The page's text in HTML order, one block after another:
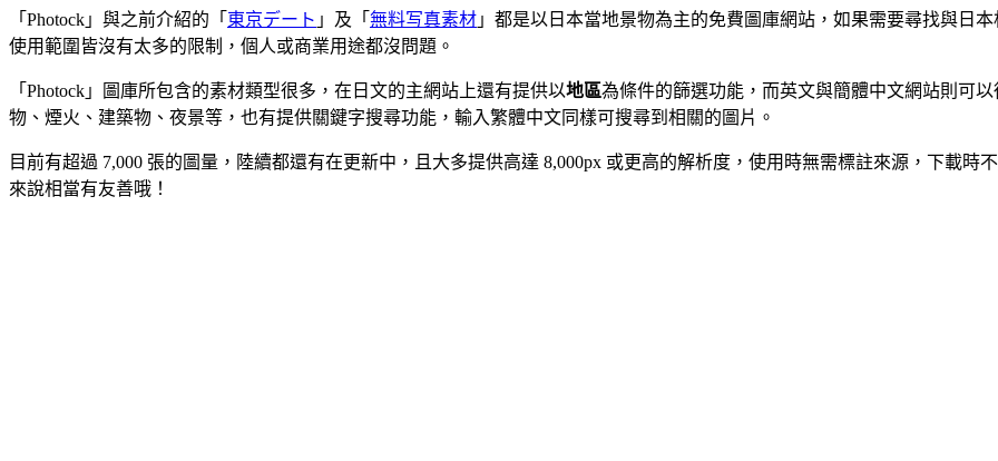
「Photock」與之前介紹的「 東京デート 」及「 無料写真素材 」都是以日本當地景物為主的免費圖庫網站，如果需要尋找與日
使用範圍皆沒有太多的限制，個人或商業用途都沒問題。
「Photock」圖庫所包含的素材類型很多，在日文的主網站上還有提供以地區為條件的篩選功能，而英文與簡體中文網站則可以
物、煙火、建築物、夜景等，也有提供關鍵字搜尋功能，輸入繁體中文同樣可搜尋到相關的圖片。
目前有超過 7,000 張的圖量，陸續都還有在更新中，且大多提供高達 8,000px 或更高的解析度，使用時無需標註來源，下載
來說相當有友善哦！